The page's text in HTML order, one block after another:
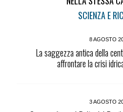
SCIENZA E
8 AGOSTO
La saggezza antica della
affrontare la crisi
3 AGOSTO